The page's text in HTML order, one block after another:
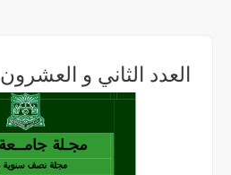
العدد الثاني و العشرون